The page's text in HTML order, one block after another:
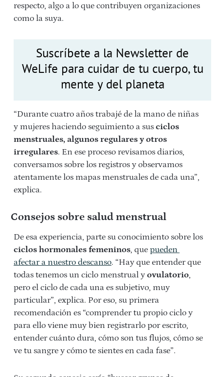
respecto, algo a lo que contribuyen organizaciones
como la suya.
Suscríbete a la Newsletter de
WeLife para cuidar de tu cuerpo, tu
mente y del planeta
“Durante cuatro años trabajé de la mano de niñas
y mujeres haciendo seguimiento a sus ciclos
menstruales, algunos regulares y otros
irregulares. En ese proceso revisamos diarios,
conversamos sobre los registros y observamos
atentamente los mapas menstruales de cada una”,
explica.
Consejos sobre salud menstrual
De esa experiencia, parte su conocimiento sobre los
ciclos hormonales femeninos, que pueden
afectar a nuestro descanso. “Hay que entender que
todas tenemos un ciclo menstrual y ovulatorio,
pero el ciclo de cada una es subjetivo, muy
particular”, explica. Por eso, su primera
recomendación es “comprender tu propio ciclo y
para ello viene muy bien registrarlo por escrito,
entender cuánto dura, cómo son tus flujos, cómo se
ve tu sangre y cómo te sientes en cada fase”.